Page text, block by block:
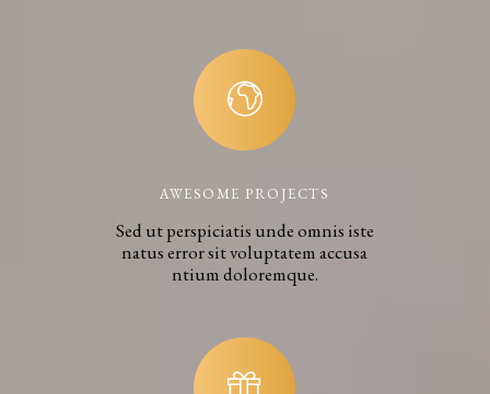
AWESOME PROJECTS
Sed ut perspiciatis unde omnis iste
natus error sit voluptatem accusa
ntium doloremque.